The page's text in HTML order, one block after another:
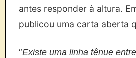
antes responder à altura.
publicou uma carta aberta
“Existe uma linha tênue